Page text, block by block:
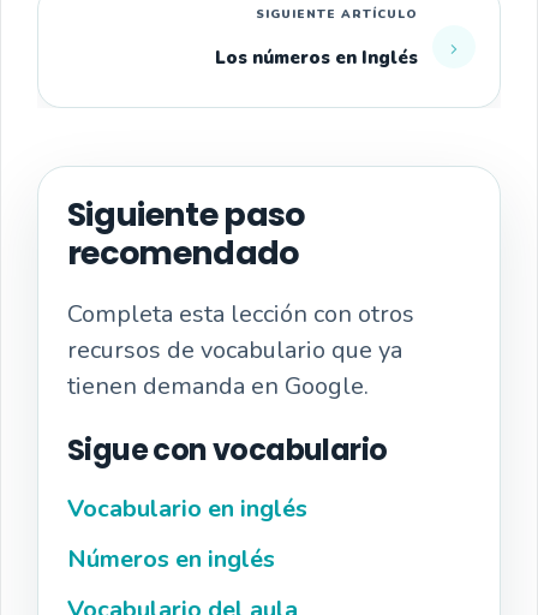
Los números en Inglés
Siguiente paso
recomendado
Completa esta lección con otros
recursos de vocabulario que ya
tienen demanda en Google.
Sigue con vocabulario
Vocabulario en inglés
Números en inglés